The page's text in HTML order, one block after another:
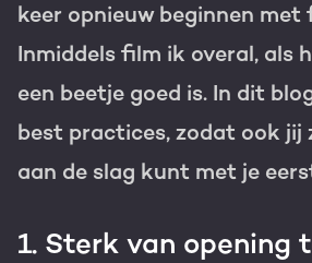
keer opnieuw beginnen met
Inmiddels film ik overal, als
een beetje goed is. In dit
best practices, zodat ook jij
aan de slag kunt met je
1. Sterk van opening